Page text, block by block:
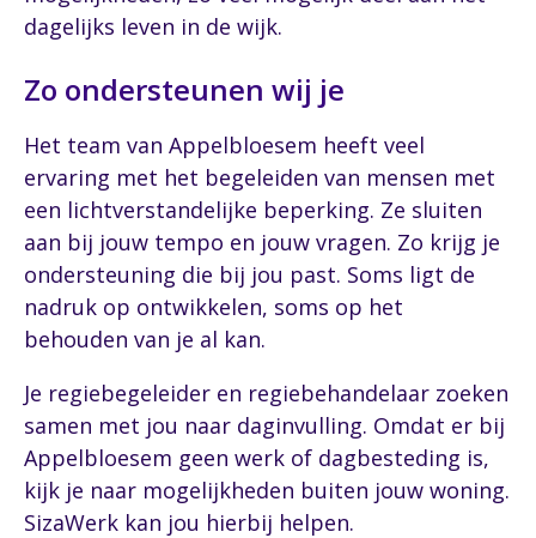
dagelijks leven in de wijk.
Zo ondersteunen wij je
Het team van Appelbloesem heeft veel
ervaring met het begeleiden van mensen met
een lichtverstandelijke beperking. Ze sluiten
aan bij jouw tempo en jouw vragen. Zo krijg je
ondersteuning die bij jou past. Soms ligt de
nadruk op ontwikkelen, soms op het
behouden van je al kan.
Je regiebegeleider en regiebehandelaar zoeken
samen met jou naar daginvulling. Omdat er bij
Appelbloesem geen werk of dagbesteding is,
kijk je naar mogelijkheden buiten jouw woning.
SizaWerk kan jou hierbij helpen.